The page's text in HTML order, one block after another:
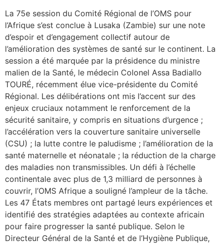
La 75e session du Comité Régional de l’OMS pour
l’Afrique s’est conclue à Lusaka (Zambie) sur une note
d’espoir et d’engagement collectif autour de
l’amélioration des systèmes de santé sur le continent. La
session a été marquée par la présidence du ministre
malien de la Santé, le médecin Colonel Assa Badiallo
TOURÉ, récemment élue vice-présidente du Comité
Régional. Les délibérations ont mis l’accent sur des
enjeux cruciaux notamment le renforcement de la
sécurité sanitaire, y compris en situations d’urgence ;
l’accélération vers la couverture sanitaire universelle
(CSU) ; la lutte contre le paludisme ; l’amélioration de la
santé maternelle et néonatale ; la réduction de la charge
des maladies non transmissibles. Un défi à l’échelle
continentale avec plus de 1,3 milliard de personnes à
couvrir, l’OMS Afrique a souligné l’ampleur de la tâche.
Les 47 États membres ont partagé leurs expériences et
identifié des stratégies adaptées au contexte africain
pour faire progresser la santé publique. Selon le
Directeur Général de la Santé et de l’Hygiène Publique,